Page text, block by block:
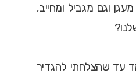
וגם מגביל ומחייב,
עד שהצלחתי להגדיר